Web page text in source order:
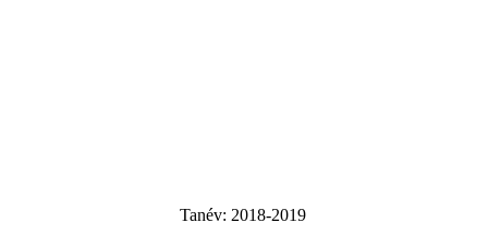
Tanév: 2018-2019